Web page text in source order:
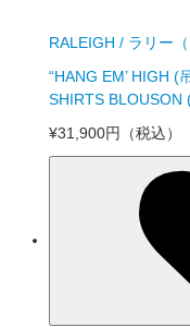
RALEIGH / ラリー
“HANG EM’ HIGH (
SHIRTS BLOUSON
¥31,900円
（税込）